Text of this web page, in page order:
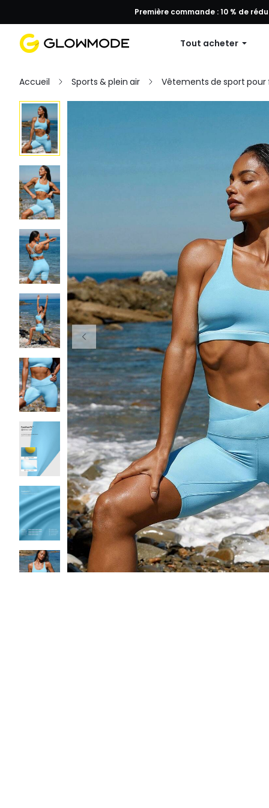
Première commande : 10 % de
Tout acheter
Accueil Sports & plein air Vêtements de sport